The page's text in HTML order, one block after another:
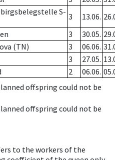
S- 3 13.06.
3 30.05.
(TN) 3 06.06.
3 27.05.
2 06.06.
offspring could not be
offspring could not be
to the workers of the